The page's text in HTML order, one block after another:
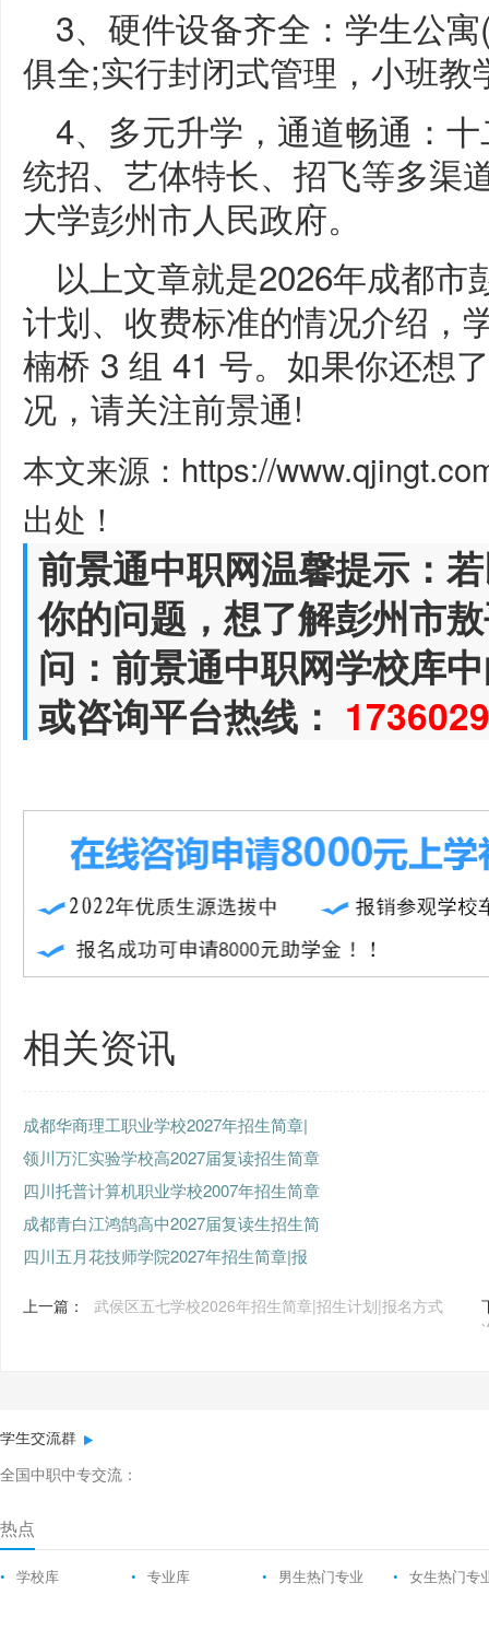
3、硬件设备齐全：学生公
俱全;实行封闭式管理，小班教
4、多元升学，通道畅通：
统招、艺体特长、招飞等多渠
大学彭州市人民政府。
以上文章就是2026年成都市
计划、收费标准的情况介绍，
楠桥 3 组 41 号。如果你还想
况，请关注前景通!
本文来源：https://
出处！
前景通中职网温馨提示：
你的问题，想了解彭州市
问：前景通中职网学校库
或咨询平台热线：
相关资讯
成都华商理工职业学校2027年招生简章|
领川万汇实验学校高2027届复读招生简章
四川托普计算机职业学校2007年招生简章
成都青白江鸿鹄高中2027届复读生招生简
四川五月花技师学院2027年招生简章|报
上一篇： 武侯区五七学校2026年招生简章|招生计划|报名方式
学生交流群
全国中职中专交流：
热点
• 学校库 • 专业库 • 男生热门专业 • 女生热门专